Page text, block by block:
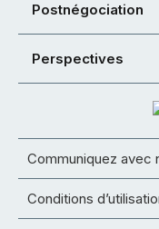
Postnégociation
Perspectives
Communiquez avec
Conditions